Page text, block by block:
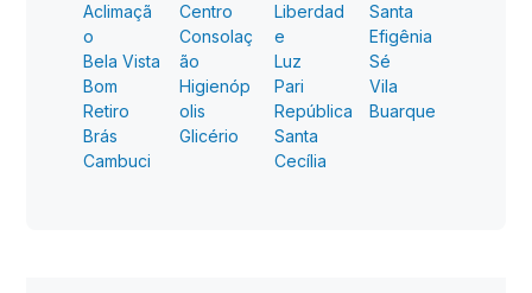
Aclimaçã
o
Bela Vista
Bom
Retiro
Brás
Cambuci
Centro
Consolaç
ão
Higienóp
olis
Glicério
Liberdad
e
Luz
Pari
República
Santa
Cecília
Santa
Efigênia
Sé
Vila
Buarque